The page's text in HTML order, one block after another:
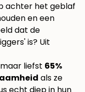
achter het geblaf
en een
dat de
is? Uit
liefst 65%
als ze